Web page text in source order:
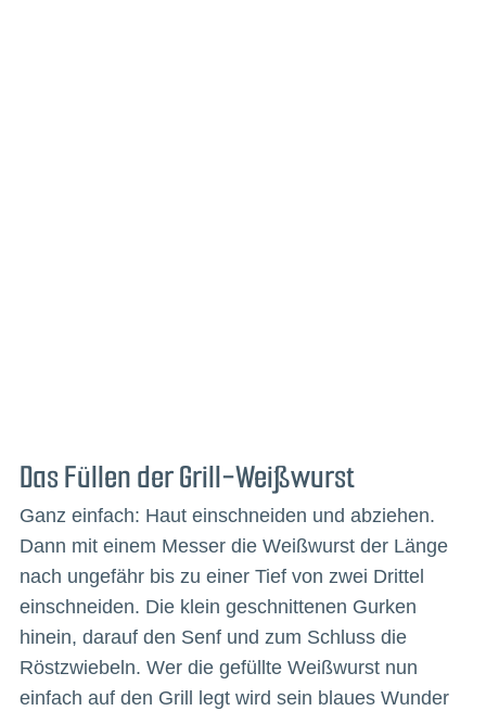
Das Füllen der Grill-Weißwurst
Ganz einfach: Haut einschneiden und abziehen.
Dann mit einem Messer die Weißwurst der Länge
nach ungefähr bis zu einer Tief von zwei Drittel
einschneiden. Die klein geschnittenen Gurken
hinein, darauf den Senf und zum Schluss die
Röstzwiebeln. Wer die gefüllte Weißwurst nun
einfach auf den Grill legt wird sein blaues Wunder